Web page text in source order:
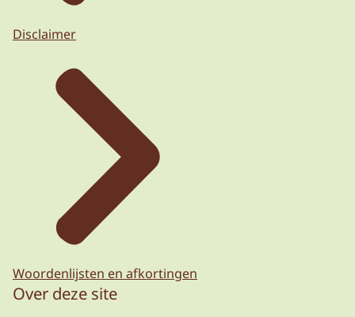
Disclaimer
Woordenlijsten en afkortingen
Over deze site